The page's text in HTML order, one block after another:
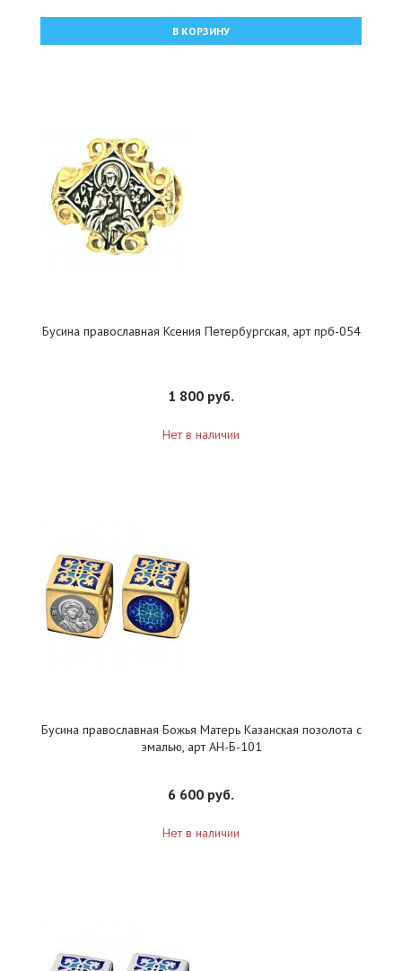
В КОРЗИНУ
Бусина православная Ксения Петербургская, арт прб-054
1 800 руб.
Нет в наличии
Бусина православная Божья Матерь Казанская позолота с
эмалью, арт АН-Б-101
6 600 руб.
Нет в наличии